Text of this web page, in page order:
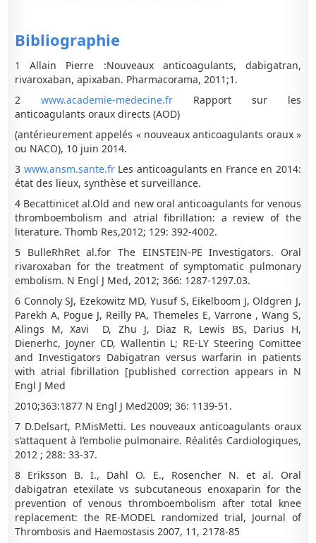
Bibliographie
1 Allain Pierre :Nouveaux anticoagulants, dabigatran,
rivaroxaban, apixaban. Pharmacorama, 2011;1.
2www.academie-medecine.fr Rapport sur les
anticoagulants oraux directs (AOD)
(antérieurement appelés « nouveaux anticoagulants oraux »
ou NACO), 10 juin 2014.
3 www.ansm.sante.frLes anticoagulants en France en 2014:
état des lieux, synthèse et surveillance.
4 Becattinicet al.Old and new oral anticoagulants for venous
thromboembolism and atrial fibrillation: a review of the
literature. Thomb Res,2012; 129: 392-4002.
5 BulleRhRet al.for The EINSTEIN-PE Investigators. Oral
rivaroxaban for the treatment of symptomatic pulmonary
embolism. N Engl J Med, 2012; 366: 1287-1297.03.
6 Connoly SJ, Ezekowitz MD, Yusuf S, Eikelboom J, Oldgren J,
Parekh A, Pogue J, Reilly PA, Themeles E, Varrone , Wang S,
Alings M, Xavi D, Zhu J, Diaz R, Lewis BS, Darius H,
Dienerhc, Joyner CD, Wallentin L; RE-LY Steering Comittee
and Investigators Dabigatran versus warfarin in patients
with atrial fibrillation [published correction appears in N
Engl J Med
2010;363:1877 N Engl J Med2009; 36: 1139-51.
7 D.Delsart, P.MisMetti. Les nouveaux anticoagulants oraux
s’attaquent à l’embolie pulmonaire. Réalités Cardiologiques,
2012 ; 288: 33-37.
8 Eriksson B. I., Dahl O. E., Rosencher N. et al. Oral
dabigatran etexilate vs subcutaneous enoxaparin for the
prevention of venous thromboembolism after total knee
replacement: the RE-MODEL randomized trial, Journal of
Thrombosis and Haemostasis 2007, 11, 2178-85